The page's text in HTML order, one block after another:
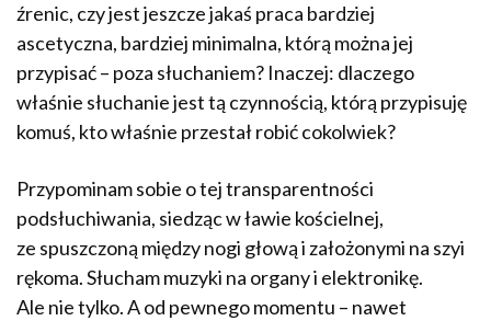
źrenic, czy jest jeszcze jakaś praca bardziej
ascetyczna, bardziej minimalna, którą można jej
przypisać – poza słuchaniem? Inaczej: dlaczego
właśnie słuchanie jest tą czynnością, którą przypisuję
komuś, kto właśnie przestał robić cokolwiek?
Przypominam sobie o tej transparentności
podsłuchiwania, siedząc w ławie kościelnej,
ze spuszczoną między nogi głową i założonymi na szyi
rękoma. Słucham muzyki na organy i elektronikę.
Ale nie tylko. A od pewnego momentu – nawet